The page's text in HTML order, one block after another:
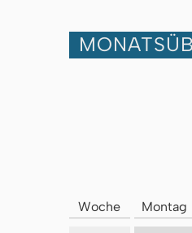
Woche Montag